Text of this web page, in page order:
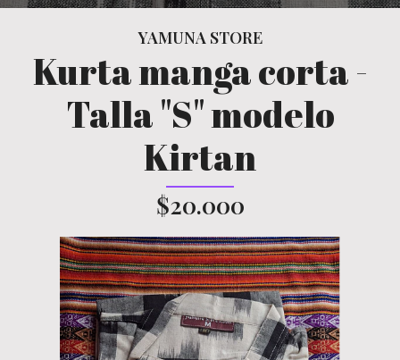
YAMUNA STORE
Kurta manga corta -
Talla "S" modelo
Kirtan
$20.000